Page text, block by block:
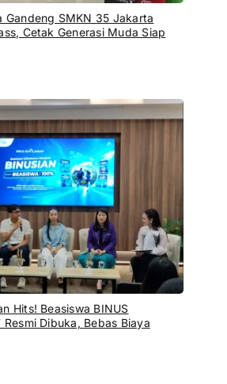
Gandeng SMKN 35 Jakarta
Cetak Generasi Muda Siap
Hits! Beasiswa BINUS
Dibuka, Bebas Biaya